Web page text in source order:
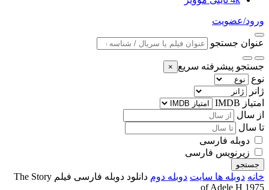
ورود/عضویت
عنوان جستجو
جستجو پیشرفته سریع ×
نوع
ژانر
امتیاز IMDB
از سال
تا سال
دوبله فارسی
زیرنویس فارسی
جستجو
خانه دوبله ها سایت دوبله دوم
دانلود دوبله فارسی فیلم The Story
of Adele H 1975